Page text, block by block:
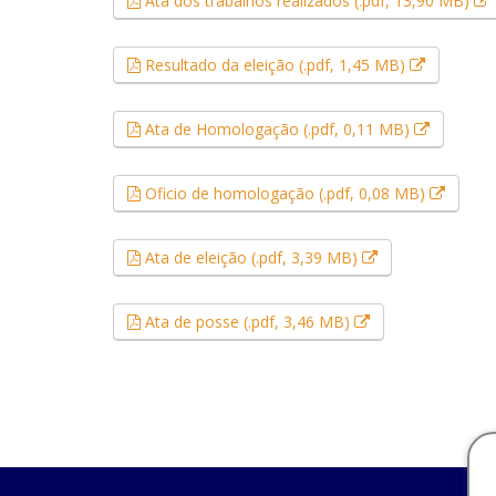
Resultado da eleição (.pdf, 1,45 MB) Esse link
Ata de Homologação (.pdf, 0,11 MB) Esse link
Oficio de homologação (.pdf, 0,08 MB) Esse
Ata de eleição (.pdf, 3,39 MB) Esse link abrirá
Ata de posse (.pdf, 3,46 MB) Esse link abrirá